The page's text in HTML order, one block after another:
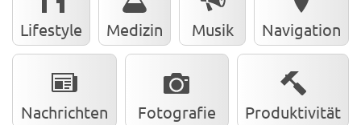
Lifestyle Medizin Musik Navigation
Nachrichten Fotografie Produktivität